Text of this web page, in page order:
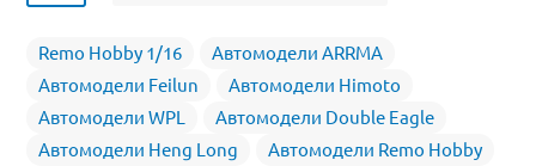
Remo Hobby 1/16
Автомодели ARRMA
Автомодели Feilun
Автомодели Himoto
Автомодели WPL
Автомодели Double Eagle
Автомодели Heng Long
Автомодели Remo Hobby